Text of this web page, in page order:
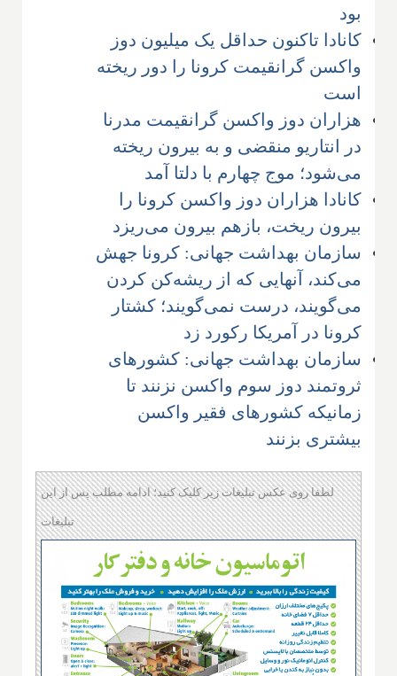
بود
کانادا تاکنون حداقل یک میلیون دوز
واکسن گرانقیمت کرونا را دور ریخته
است
هزاران دوز واکسن گرانقیمت مدرنا
در انتاریو منقضی و به بیرون ریخته
می‌شود؛ موج چهارم با دلتا آمد
کانادا هزاران دوز واکسن کرونا را
بیرون ریخت، بازهم بیرون می‌ریزد
سازمان بهداشت جهانی: کرونا جهش
می‌کند، آنهایی که از ریشه‌کن کردن
می‌گویند، درست نمی‌گویند؛ کشتار
کرونا در آمریکا رکورد زد
سازمان بهداشت جهانی: کشورهای
ثروتمند دوز سوم واکسن نزنند تا
زمانیکه کشورهای فقیر واکسن
بیشتری بزنند
لطفا روی عکس تبلیغات زیر کلیک کنید؛ ادامه مطلب پس از این
تبلیغات